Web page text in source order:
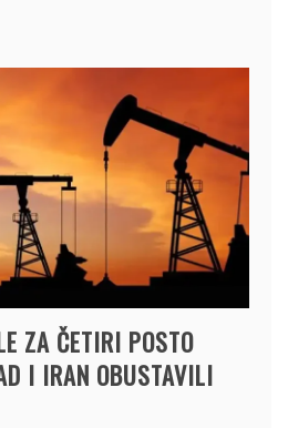
ZA ČETIRI POSTO
I IRAN OBUSTAVILI